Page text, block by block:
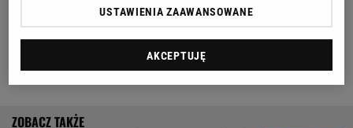
amerykański przemysł ma stracić aż 21 miliardów
dolarów na sprzedaży produktów rolnych. Wszystko
jest oczywiście pokłosiem decyzji Donalda Trumpa.
USTAWIENIA ZAAWANSOWANE
AKCEPTUJĘ